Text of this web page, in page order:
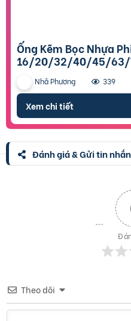
Ống Kẽm Bọc Nhựa Phi
16/20/32/40/45/63/
Nhã Phương 339
Xem chi tiết
Đánh giá & Gửi tin nhắn
Theo dõi